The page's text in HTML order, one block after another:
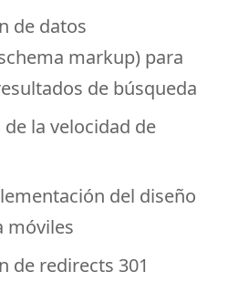
de datos
markup) para
de búsqueda
la velocidad de
del diseño
móviles
de redirects 301